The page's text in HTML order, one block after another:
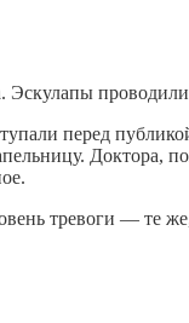
перед
Доктора,
тревоги — те